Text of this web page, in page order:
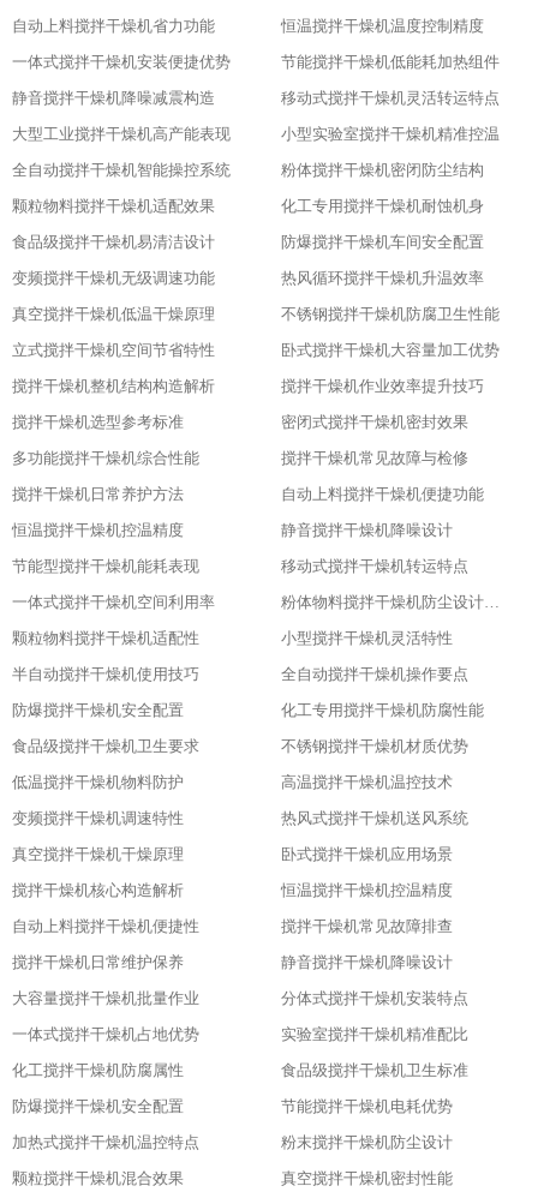
自动上料搅拌干燥机省力功能
恒温搅拌干燥机温度控制精度
一体式搅拌干燥机安装便捷优势
节能搅拌干燥机低能耗加热组件
静音搅拌干燥机降噪减震构造
移动式搅拌干燥机灵活转运特点
大型工业搅拌干燥机高产能表现
小型实验室搅拌干燥机精准控温
全自动搅拌干燥机智能操控系统
粉体搅拌干燥机密闭防尘结构
颗粒物料搅拌干燥机适配效果
化工专用搅拌干燥机耐蚀机身
食品级搅拌干燥机易清洁设计
防爆搅拌干燥机车间安全配置
变频搅拌干燥机无级调速功能
热风循环搅拌干燥机升温效率
真空搅拌干燥机低温干燥原理
不锈钢搅拌干燥机防腐卫生性能
立式搅拌干燥机空间节省特性
卧式搅拌干燥机大容量加工优势
搅拌干燥机整机结构构造解析
搅拌干燥机作业效率提升技巧
搅拌干燥机选型参考标准
密闭式搅拌干燥机密封效果
多功能搅拌干燥机综合性能
搅拌干燥机常见故障与检修
搅拌干燥机日常养护方法
自动上料搅拌干燥机便捷功能
恒温搅拌干燥机控温精度
静音搅拌干燥机降噪设计
节能型搅拌干燥机能耗表现
移动式搅拌干燥机转运特点
一体式搅拌干燥机空间利用率
粉体物料搅拌干燥机防尘设计粉体物料搅拌干燥机防尘设计
颗粒物料搅拌干燥机适配性
小型搅拌干燥机灵活特性
半自动搅拌干燥机使用技巧
全自动搅拌干燥机操作要点
防爆搅拌干燥机安全配置
化工专用搅拌干燥机防腐性能
食品级搅拌干燥机卫生要求
不锈钢搅拌干燥机材质优势
低温搅拌干燥机物料防护
高温搅拌干燥机温控技术
变频搅拌干燥机调速特性
热风式搅拌干燥机送风系统
真空搅拌干燥机干燥原理
卧式搅拌干燥机应用场景
搅拌干燥机核心构造解析
恒温搅拌干燥机控温精度
自动上料搅拌干燥机便捷性
搅拌干燥机常见故障排查
搅拌干燥机日常维护保养
静音搅拌干燥机降噪设计
大容量搅拌干燥机批量作业
分体式搅拌干燥机安装特点
一体式搅拌干燥机占地优势
实验室搅拌干燥机精准配比
化工搅拌干燥机防腐属性
食品级搅拌干燥机卫生标准
防爆搅拌干燥机安全配置
节能搅拌干燥机电耗优势
加热式搅拌干燥机温控特点
粉末搅拌干燥机防尘设计
颗粒搅拌干燥机混合效果
真空搅拌干燥机密封性能